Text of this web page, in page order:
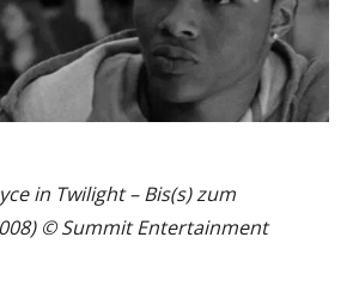
in Twilight – Bis(s) zum
© Summit Entertainment